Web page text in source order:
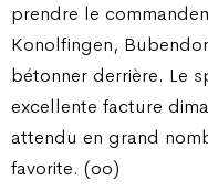
prendre le
Konolfingen,
bétonner derrière. Le
excellente facture
attendu en grand
favorite. (oo)